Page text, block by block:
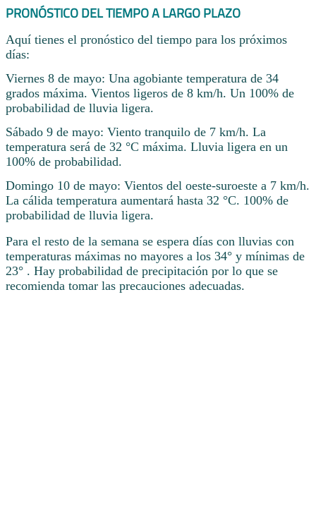
PRONÓSTICO DEL TIEMPO A LARGO PLAZO
Aquí tienes el pronóstico del tiempo para los próximos
días:
Viernes 8 de mayo: Una agobiante temperatura de 34
grados máxima. Vientos ligeros de 8 km/h. Un 100% de
probabilidad de lluvia ligera.
Sábado 9 de mayo: Viento tranquilo de 7 km/h. La
temperatura será de 32 °C máxima. Lluvia ligera en un
100% de probabilidad.
Domingo 10 de mayo: Vientos del oeste-suroeste a 7 km/h.
La cálida temperatura aumentará hasta 32 °C. 100% de
probabilidad de lluvia ligera.
Para el resto de la semana se espera días con lluvias con
temperaturas máximas no mayores a los 34° y mínimas de
23° . Hay probabilidad de precipitación por lo que se
recomienda tomar las precauciones adecuadas.